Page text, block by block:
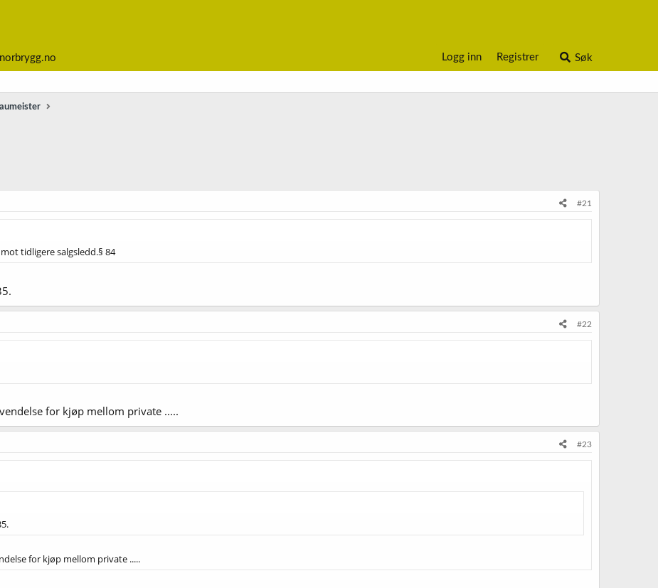
norbrygg.no Logg inn Registrer Søk
#21
tidligere salgsledd.§ 84
#22
for kjøp mellom private .....
#23
for kjøp mellom private .....